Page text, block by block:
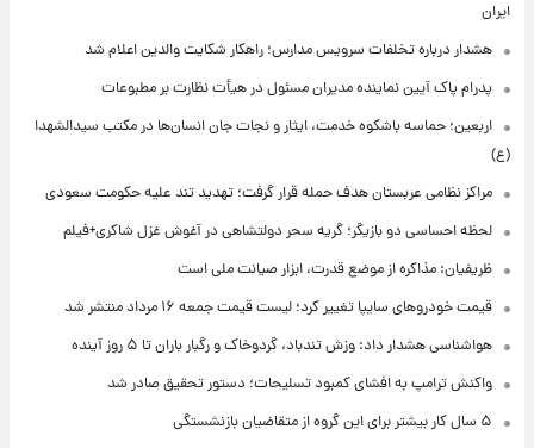
ایران
هشدار درباره تخلفات سرویس مدارس؛ راهکار شکایت والدین اعلام شد
پدرام پاک آیین نماینده مدیران مسئول در هیأت نظارت بر مطبوعات
اربعین؛ حماسه باشکوه خدمت، ایثار و نجات جان انسان‌ها در مکتب سیدالشهدا
(ع)
مراکز نظامی عربستان هدف حمله قرار گرفت؛ تهدید تند علیه حکومت سعودی
لحظه احساسی دو بازیگر؛ گریه سحر دولتشاهی در آغوش غزل شاکری+فیلم
ظریفیان: مذاکره از موضع قدرت، ابزار صیانت ملی است
قیمت خودروهای سایپا تغییر کرد؛ لیست قیمت جمعه ۱۶ مرداد منتشر شد
هواشناسی هشدار داد: وزش تندباد، گردوخاک و رگبار باران تا ۵ روز آینده
واکنش ترامپ به افشای کمبود تسلیحات؛ دستور تحقیق صادر شد
۵ سال کار بیشتر برای این گروه از متقاضیان بازنشستگی